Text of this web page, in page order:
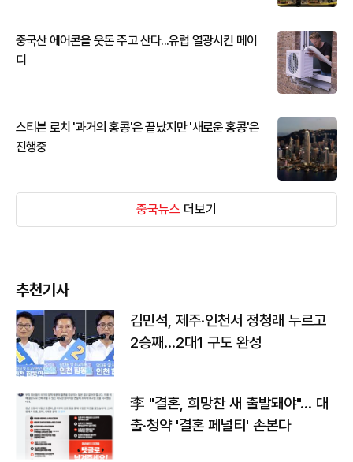
중국산 에어콘을 웃돈 주고 산다...유럽 열광시킨 메이
디
스티븐 로치 '과거의 홍콩'은 끝났지만 '새로운 홍콩'은
진행중
중국뉴스 더보기
추천기사
김민석, 제주·인천서 정청래 누르고
2승째…2대1 구도 완성
李 "결혼, 희망찬 새 출발돼야"… 대
출·청약 '결혼 페널티' 손본다